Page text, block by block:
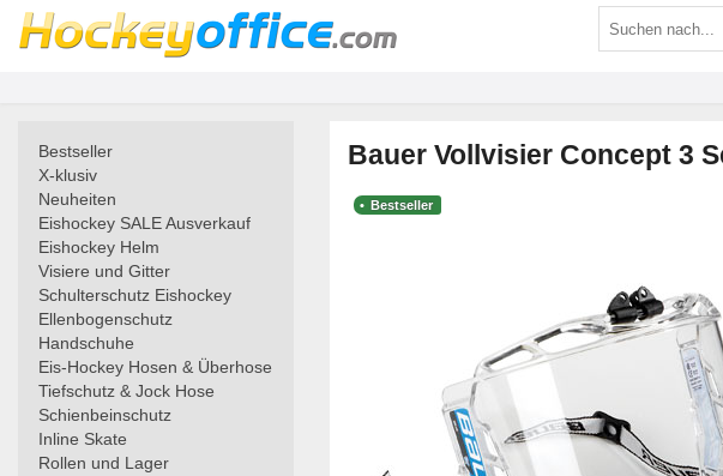
Bestseller
X-klusiv
Neuheiten
Eishockey SALE Ausverkauf
Eishockey Helm
Visiere und Gitter
Schulterschutz Eishockey
Ellenbogenschutz
Handschuhe
Eis-Hockey Hosen & Überhose
Tiefschutz & Jock Hose
Schienbeinschutz
Inline Skate
Rollen und Lager
Bauer Vollvisier Concept 3
Bestseller